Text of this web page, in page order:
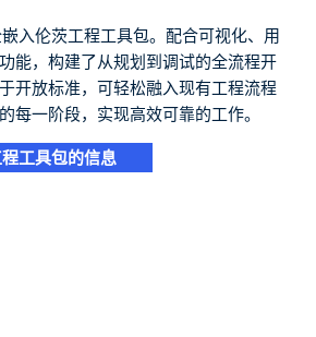
入伦茨工程工具包。配合可视化、用
能，构建了从规划到调试的全流程开
开放标准，可轻松融入现有工程流程
一阶段，实现高效可靠的工作。
工具包的信息